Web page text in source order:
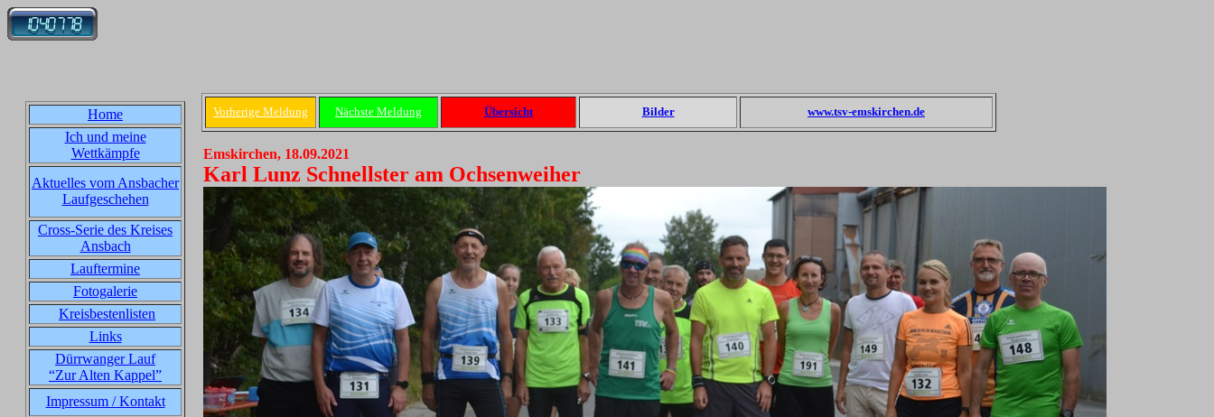
Home
Ich und meine
Wettkämpfe
Aktuelles vom Ansbacher
Laufgeschehen
Cross-Serie des Kreises
Ansbach
Lauftermine
Fotogalerie
Kreisbestenlisten
Links
Dürrwanger Lauf
“Zur Alten Kappel”
Impressum / Kontakt
Vorherige Meldung Nächste Meldung Übersicht Bilder www.tsv-emskirchen.de
Emskirchen, 18.09.2021
Karl Lunz Schnellster am Ochsenweiher